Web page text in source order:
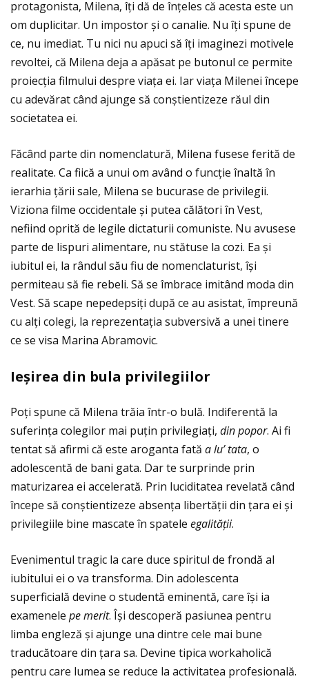
protagonista, Milena, îţi dă de înţeles că acesta este un
om duplicitar. Un impostor și o canalie. Nu îţi spune de
ce, nu imediat. Tu nici nu apuci să îţi imaginezi motivele
revoltei, că Milena deja a apăsat pe butonul ce permite
proiecţia filmului despre viaţa ei. Iar viaţa Milenei începe
cu adevărat când ajunge să conștientizeze răul din
societatea ei.
Făcând parte din nomenclatură, Milena fusese ferită de
realitate. Ca fiică a unui om având o funcţie înaltă în
ierarhia ţării sale, Milena se bucurase de privilegii.
Viziona filme occidentale și putea călători în Vest,
nefiind oprită de legile dictaturii comuniste. Nu avusese
parte de lispuri alimentare, nu stătuse la cozi. Ea și
iubitul ei, la rândul său fiu de nomenclaturist, își
permiteau să fie rebeli. Să se îmbrace imitând moda din
Vest. Să scape nepedepsiţi după ce au asistat, împreună
cu alţi colegi, la reprezentaţia subversivă a unei tinere
ce se visa Marina Abramovic.
Ieșirea din bula privilegiilor
Poţi spune că Milena trăia într-o bulă. Indiferentă la
suferinţa colegilor mai puţin privilegiaţi, din popor. Ai fi
tentat să afirmi că este aroganta fată a lu’ tata, o
adolescentă de bani gata. Dar te surprinde prin
maturizarea ei accelerată. Prin luciditatea revelată când
începe să conștientizeze absenţa libertăţii din ţara ei și
privilegiile bine mascate în spatele egalităţii.
Evenimentul tragic la care duce spiritul de frondă al
iubitului ei o va transforma. Din adolescenta
superficială devine o studentă eminentă, care își ia
examenele pe merit. Își descoperă pasiunea pentru
limba engleză și ajunge una dintre cele mai bune
traducătoare din ţara sa. Devine tipica workaholică
pentru care lumea se reduce la activitatea profesională.